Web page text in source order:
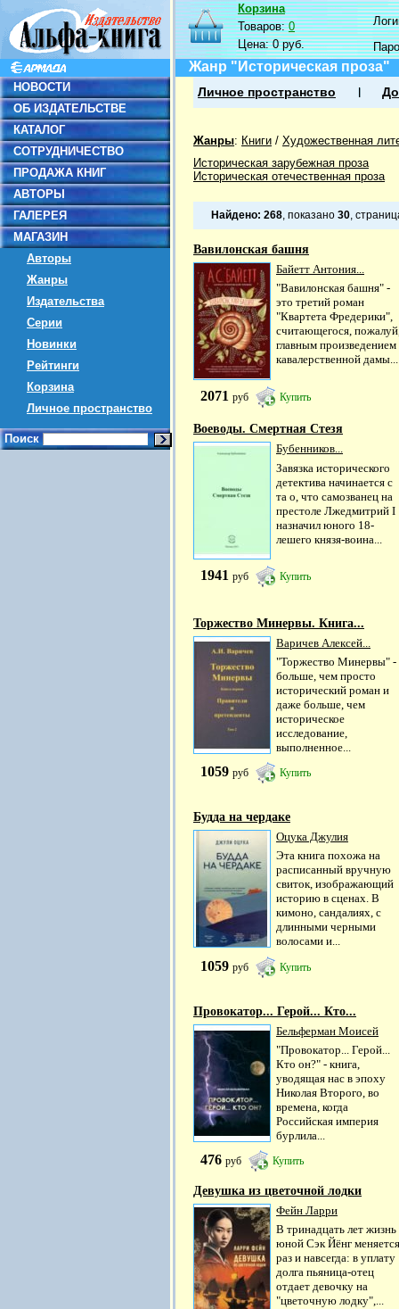
НОВОСТИ
ОБ ИЗДАТЕЛЬСТВЕ
КАТАЛОГ
СОТРУДНИЧЕСТВО
ПРОДАЖА КНИГ
АВТОРЫ
ГАЛЕРЕЯ
МАГАЗИН
Авторы
Жанры
Издательства
Серии
Новинки
Рейтинги
Корзина
Личное пространство
Поиск
Корзина
Товаров:0
Цена:0 руб.
Жанр "Историческая проза"
Личное пространство
Жанры: Книги / Художественная
Историческая зарубежная проза
Историческая отечественная проза
Найдено: 268, показано 30,
Вавилонская башня
Байетт Антония...
"Вавилонская башня" -
это третий роман
"Квартета Фредерики",
считающегося,
главным произведением
кавалерственной дамы...
2071 руб Купить
Воеводы. Смертная Стезя
Бубенников...
Завязка исторического
детектива начинается с
та о, что самозванец на
престоле Лжедмитрий I
назначил юного 18-
лешего князя-воина...
1941 руб Купить
Торжество Минервы. Книга...
Варичев Алексей...
"Торжество Минервы" -
больше, чем просто
исторический роман и
даже больше, чем
историческое
исследование,
выполненное...
1059 руб Купить
Будда на чердаке
Оцука Джулия
Эта книга похожа на
расписанный вручную
свиток, изображающий
историю в сценах. В
кимоно, сандалиях, с
длинными черными
волосами и...
1059 руб Купить
Провокатор... Герой... Кто...
Бельферман Моисей
"Провокатор... Герой...
Кто он?" - книга,
уводящая нас в эпоху
Николая Второго, во
времена, когда
Российская империя
бурлила...
476 руб Купить
Девушка из цветочной лодки
Фейн Ларри
В тринадцать лет жизнь
юной Сэк Йёнг меняется
раз и навсегда: в уплату
долга пьяница-отец
отдает девочку на
"цветочную лодку",...